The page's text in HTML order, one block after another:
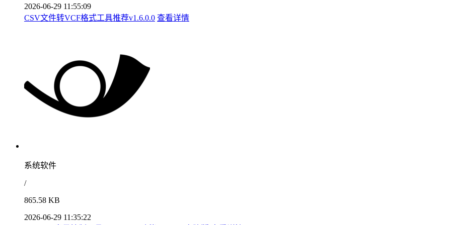
2026-06-29 11:55:09
CSV文件转VCF格式工具推荐v1.6.0.0 查看详情
系统软件
/
865.58 KB
2026-06-29 11:35:22